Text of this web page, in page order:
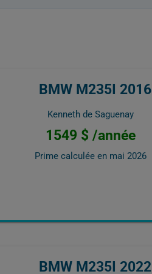
BMW M235I 2016
Kenneth de Saguenay
1549 $ /année
Prime calculée en mai 2026
BMW M235I 2022